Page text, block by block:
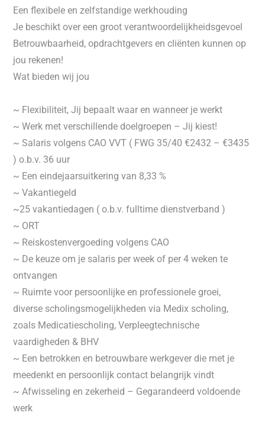
Een flexibele en zelfstandige werkhouding
Je beschikt over een groot verantwoordelijkheidsgevoel
Betrouwbaarheid, opdrachtgevers en cliënten kunnen op
jou rekenen!
Wat bieden wij jou
~ Flexibiliteit, Jij bepaalt waar en wanneer je werkt
~ Werk met verschillende doelgroepen – Jij kiest!
~ Salaris volgens CAO VVT ( FWG 35/40 €2432 – €3435
) o.b.v. 36 uur
~ Een eindejaarsuitkering van 8,33 %
~ Vakantiegeld
~25 vakantiedagen ( o.b.v. fulltime dienstverband )
~ ORT
~ Reiskostenvergoeding volgens CAO
~ De keuze om je salaris per week of per 4 weken te
ontvangen
~ Ruimte voor persoonlijke en professionele groei,
diverse scholingsmogelijkheden via Medix scholing,
zoals Medicatiescholing, Verpleegtechnische
vaardigheden & BHV
~ Een betrokken en betrouwbare werkgever die met je
meedenkt en persoonlijk contact belangrijk vindt
~ Afwisseling en zekerheid – Gegarandeerd voldoende
werk